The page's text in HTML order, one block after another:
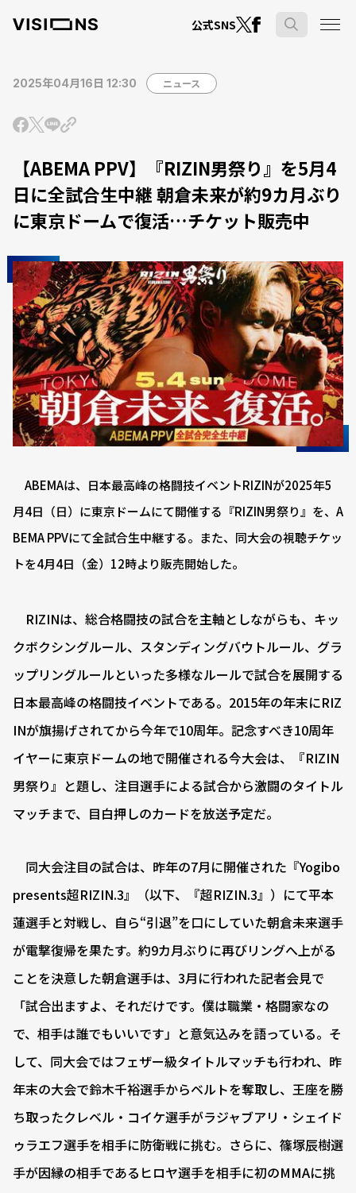
公式SNS
2025年04月16日 12:30 ニュース
【ABEMA PPV】『RIZIN男祭り』を5月4
日に全試合生中継 朝倉未来が約9カ月ぶり
に東京ドームで復活…チケット販売中
ABEMAは、日本最高峰の格闘技イベントRIZINが2025年5
月4日（日）に東京ドームにて開催する『RIZIN男祭り』を、A
BEMA PPVにて全試合生中継する。また、同大会の視聴チケッ
トを4月4日（金）12時より販売開始した。
RIZINは、総合格闘技の試合を主軸としながらも、キッ
クボクシングルール、スタンディングバウトルール、グラ
ップリングルールといった多様なルールで試合を展開する
日本最高峰の格闘技イベントである。2015年の年末にRIZ
INが旗揚げされてから今年で10周年。記念すべき10周年
イヤーに東京ドームの地で開催される今大会は、『RIZIN
男祭り』と題し、注目選手による試合から激闘のタイトル
マッチまで、目白押しのカードを放送予定だ。
同大会注目の試合は、昨年の7月に開催された『Yogibo
presents超RIZIN.3』（以下、『超RIZIN.3』）にて平本
蓮選手と対戦し、自ら“引退”を口にしていた朝倉未来選手
が電撃復帰を果たす。約9カ月ぶりに再びリングへ上がる
ことを決意した朝倉選手は、3月に行われた記者会見で
「試合出ますよ、それだけです。僕は職業・格闘家なの
で、相手は誰でもいいです」と意気込みを語っている。そ
して、同大会ではフェザー級タイトルマッチも行われ、昨
年末の大会で鈴木千裕選手からベルトを奪取し、王座を勝
ち取ったクレベル・コイケ選手がラジャブアリ・シェイド
ゥラエフ選手を相手に防衛戦に挑む。さらに、篠塚辰樹選
手が因縁の相手であるヒロヤ選手を相手に初のMMAに挑